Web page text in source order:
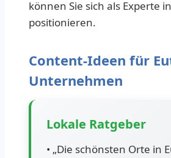
können Sie sich als Experte
positionieren.
Content-Ideen für
Unternehmen
Lokale Ratgeber
• „Die schönsten Orte in